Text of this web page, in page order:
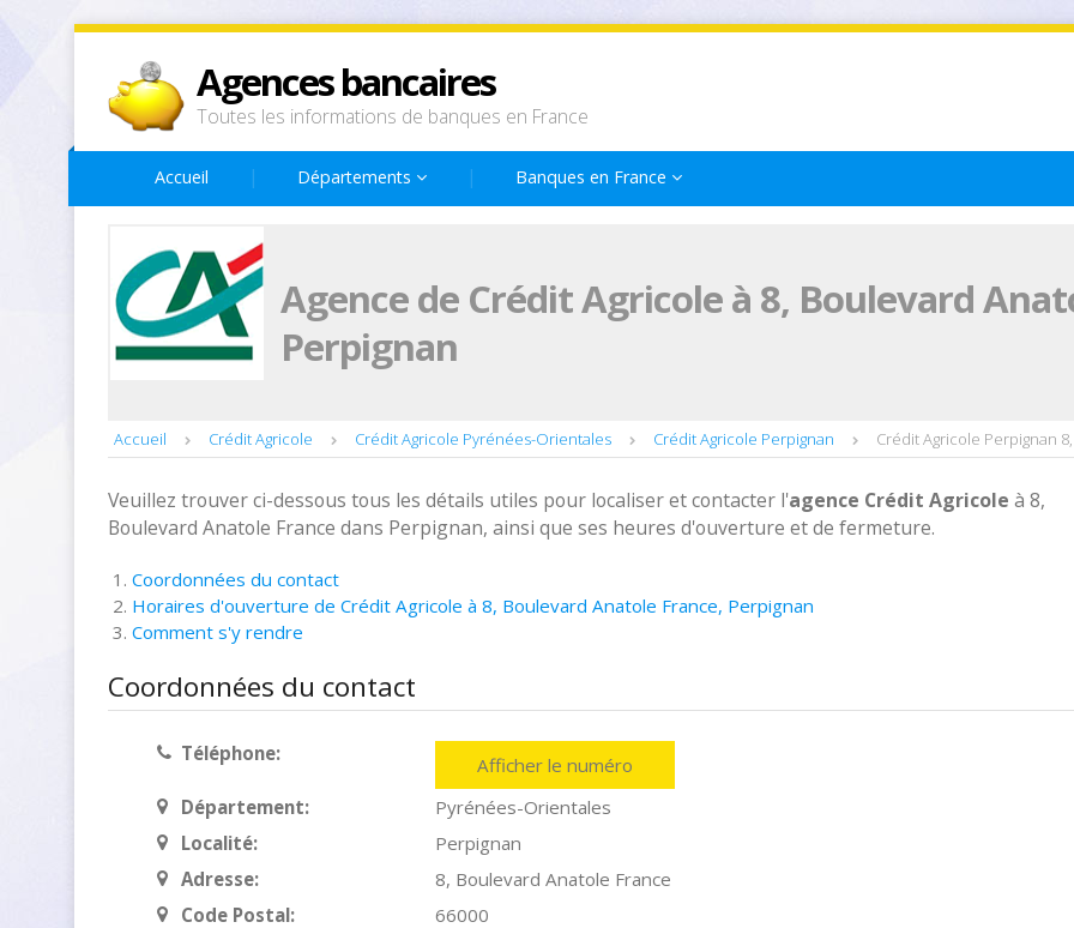
Agences bancaires
Toutes les informations de banques en France
Accueil Départements Banques en France
Agence de Crédit Agricole à 8, Boulevard
Perpignan
Accueil Crédit Agricole Crédit Agricole Pyrénées-Orientales Crédit Agricole Perpignan Crédit Agricole Perpignan
Veuillez trouver ci-dessous tous les détails utiles pour localiser et contacter l'agence Crédit Agricole à 8,
Boulevard Anatole France dans Perpignan, ainsi que ses heures d'ouverture et de fermeture.
Coordonnées du contact
Horaires d'ouverture de Crédit Agricole à 8, Boulevard Anatole France, Perpignan
Comment s'y rendre
Coordonnées du contact
Téléphone:
Afficher le numéro
Département:
Pyrénées-Orientales
Localité:
Perpignan
Adresse:
8, Boulevard Anatole France
Code Postal:
66000